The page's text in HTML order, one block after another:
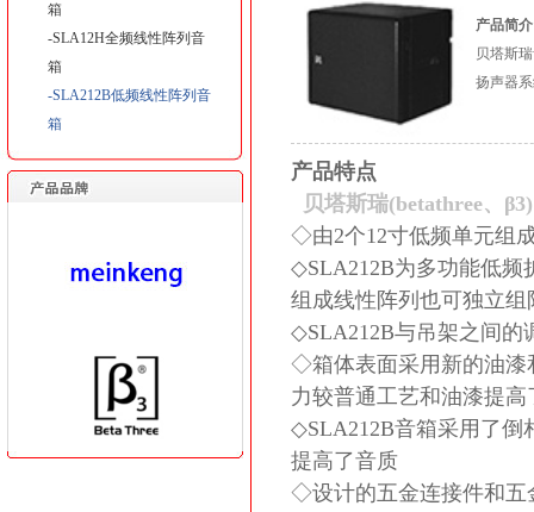
箱
-SLA12H全频线性阵列音
箱
-SLA212B低频线性阵列音
箱
产品简介
贝塔斯
扬声器
产品特点
贝塔斯瑞(betathree、β3)
◇由2个12寸低频单元组
◇SLA212B为多功能低频
组成线性阵列也可独立组
◇SLA212B与吊架之间的
◇箱体表面采用新的油漆
力较普通工艺和油漆提高
◇SLA212B音箱采用了倒
提高了音质
◇设计的五金连接件和五